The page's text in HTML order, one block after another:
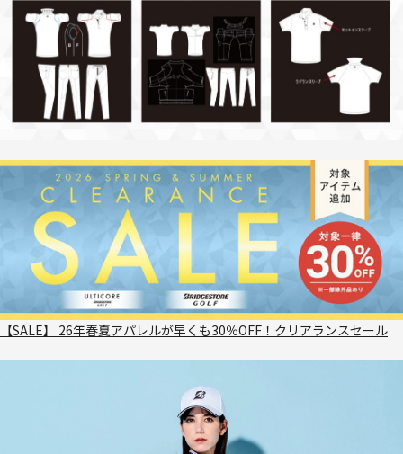
【SALE】 26年春夏アパレルが早くも30％OFF！クリアランスセール